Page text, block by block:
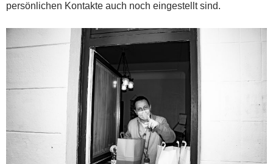
persönlichen Kontakte auch noch eingestellt sind.